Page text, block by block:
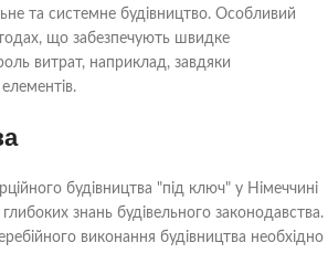
та системне будівництво. Особливий
що забезпечують швидке
витрат, наприклад, завдяки
будівництва "під ключ" у Німеччині
знань будівельного законодавства.
виконання будівництва необхідно